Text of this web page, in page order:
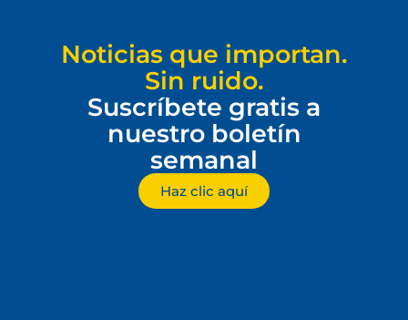
Noticias que importan.
Sin ruido.
Suscríbete gratis a
nuestro boletín
semanal
Haz clic aquí